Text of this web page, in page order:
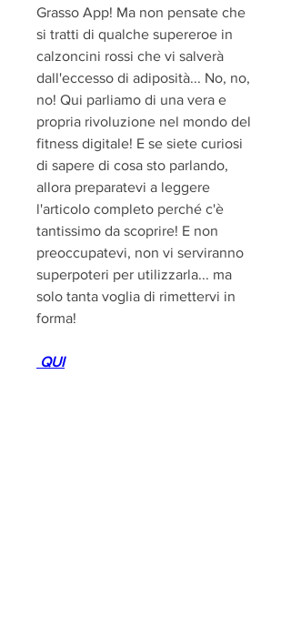
Grasso App! Ma non pensate che
si tratti di qualche supereroe in
calzoncini rossi che vi salverà
dall'eccesso di adiposità... No, no,
no! Qui parliamo di una vera e
propria rivoluzione nel mondo del
fitness digitale! E se siete curiosi
di sapere di cosa sto parlando,
allora preparatevi a leggere
l'articolo completo perché c'è
tantissimo da scoprire! E non
preoccupatevi, non vi serviranno
superpoteri per utilizzarla... ma
solo tanta voglia di rimettervi in
forma!
QUI